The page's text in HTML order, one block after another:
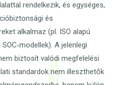
rendelkezik, és egységes,
és
alkalmaz (pl. ISO alapú
A jelenlegi
biztosít valódi megfelelési
standardok nem illeszthetők